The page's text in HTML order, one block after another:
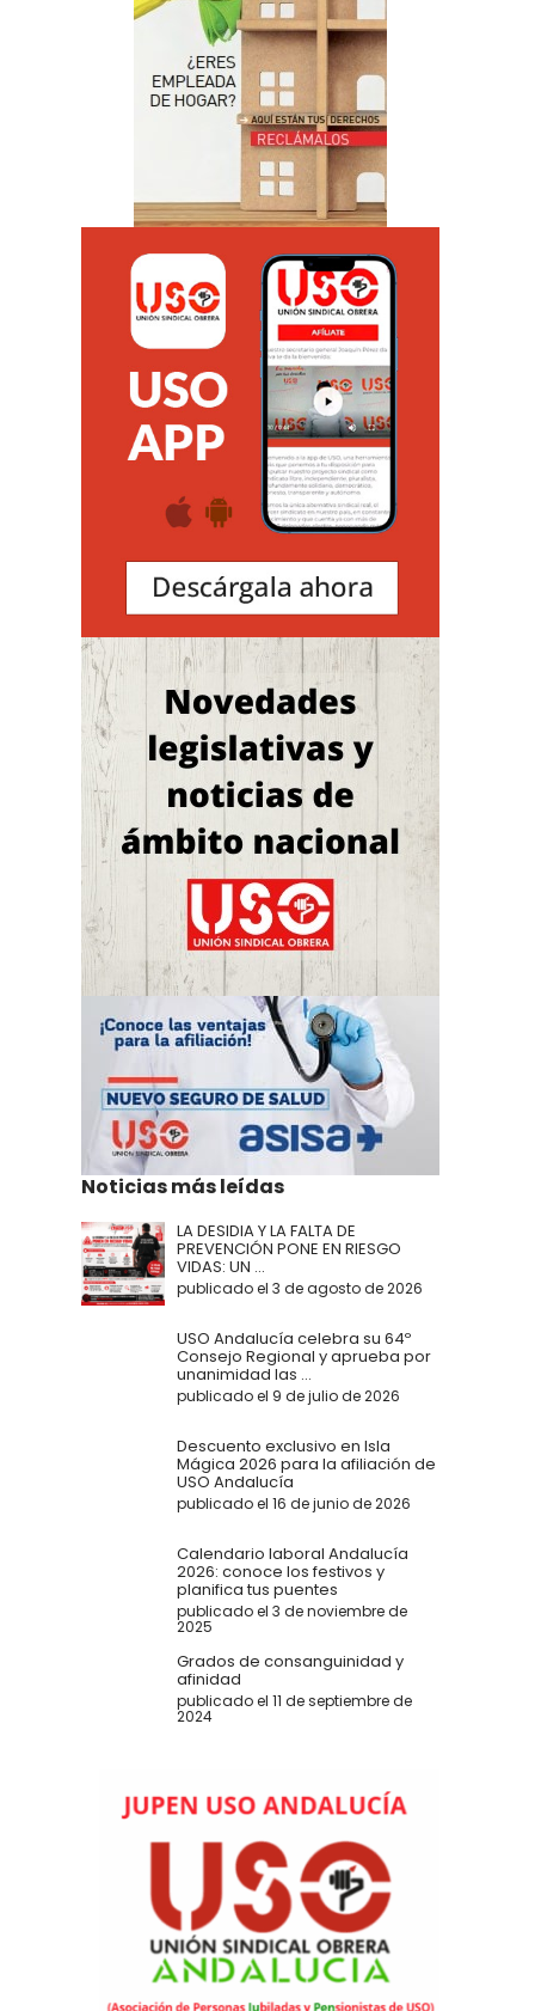
Noticias más leídas
LA DESIDIA Y LA FALTA DE
PREVENCIÓN PONE EN RIESGO
VIDAS: UN ...
publicado el 3 de agosto de 2026
USO Andalucía celebra su 64º
Consejo Regional y aprueba por
unanimidad las ...
publicado el 9 de julio de 2026
Descuento exclusivo en Isla
Mágica 2026 para la afiliación de
USO Andalucía
publicado el 16 de junio de 2026
Calendario laboral Andalucía
2026: conoce los festivos y
planifica tus puentes
publicado el 3 de noviembre de
2025
Grados de consanguinidad y
afinidad
publicado el 11 de septiembre de
2024